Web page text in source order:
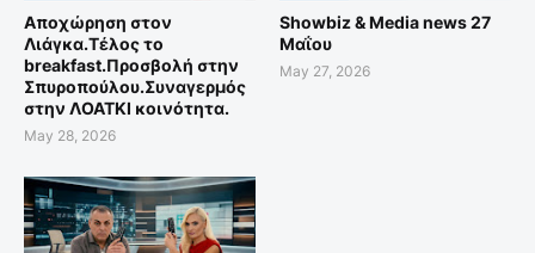
Αποχώρηση στον
Λιάγκα.Τέλος το
breakfast.Προσβολή στην
Σπυροπούλου.Συναγερμός
στην ΛΟΑΤΚΙ κοινότητα.
May 28, 2026
Showbiz & Media news 27
Μαΐου
May 27, 2026